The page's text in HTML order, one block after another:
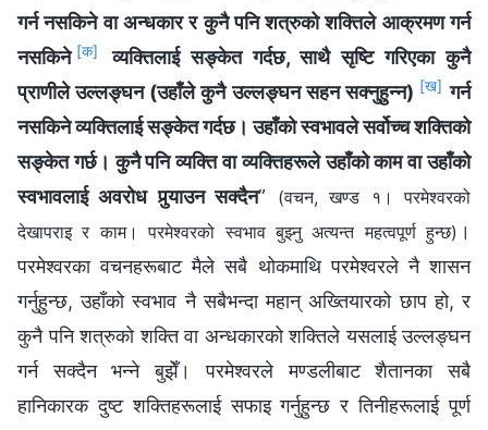
गर्न नसकिने वा अन्धकार र कुनै पनि शत्रुको शक्तिले आक्रमण गर्न
नसकिने [क]
व्यक्तिलाई सङ्केत गर्दछ, साथै सृष्‍टि गरिएका कुनै
प्राणीले उल्‍लङ्घन (उहाँले कुनै उल्‍लङ्घन सहन सक्‍नुहुन्‍न) [ख] गर्न
नसकिने व्यक्तिलाई सङ्केत गर्दछ। उहाँको स्वभावले सर्वोच्‍च शक्तिको
सङ्केत गर्छ। कुनै पनि व्यक्ति वा व्यक्तिहरूले उहाँको काम वा उहाँको
स्वभावलाई अवरोध पुर्‍याउन सक्दैन” (वचन, खण्ड १। परमेश्‍वरको
देखापराइ र काम। परमेश्‍वरको स्वभाव बुझ्‍नु अत्यन्त महत्वपूर्ण हुन्छ) ।
परमेश्‍वरका वचनहरूबाट मैले सबै थोकमाथि परमेश्‍वरले नै शासन
गर्नुहुन्छ, उहाँको स्वभाव नै सबैभन्दा महान् अख्‍तियारको छाप हो, र
कुनै पनि शत्रुको शक्ति वा अन्धकारको शक्तिले यसलाई उल्‍लङ्घन
गर्न सक्दैन भन्‍ने बुझेँ। परमेश्‍वरले मण्डलीबाट शैतानका सबै
हानिकारक दुष्ट शक्तिहरूलाई सफाइ गर्नुहुन्छ र तिनीहरूलाई पूर्ण